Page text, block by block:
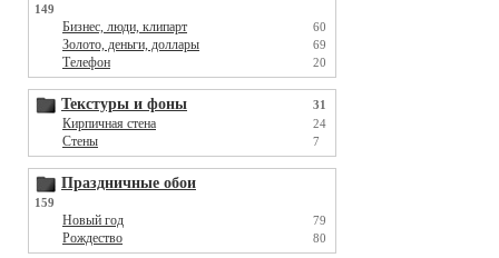
149
Бизнес, люди, клипарт 60
Золото, деньги, доллары 69
Телефон 20
Текстуры и фоны 31
Кирпичная стена 24
Стены 7
Праздничные обои
159
Новый год 79
Рождество 80